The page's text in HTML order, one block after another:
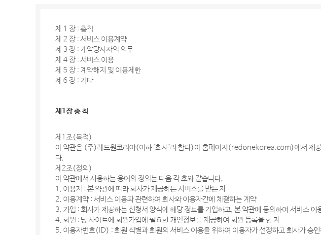
제 1 장 : 총칙
제 2 장 : 서비스 이용계약
제 3 장 : 계약당사자의 의무
제 4 장 : 서비스 이용
제 5 장 : 계약해지 및 이용제한
제 6 장 : 기타
제1장 총 칙
제1조(목적)
이 약관은 (주)레드원코리아(이하 "회사"라 한다)이 홈페이지(redonekorea.com)에서 제공
다.
제2조(정의)
이 약관에서 사용하는 용어의 정의는 다음 각 호와 같습니다.
1. 이용자 : 본 약관에 따라 회사가 제공하는 서비스를 받는 자
2. 이용계약 : 서비스 이용과 관련하여 회사와 이용자간에 체결하는 계약
3. 가입 : 회사가 제공하는 신청서 양식에 해당 정보를 기입하고, 본 약관에 동의하여 서비스 이
4. 회원 : 당 사이트에 회원가입에 필요한 개인정보를 제공하여 회원 등록을 한 자
5. 이용자번호(ID) : 회원 식별과 회원의 서비스 이용을 위하여 이용자가 선정하고 회사가 승